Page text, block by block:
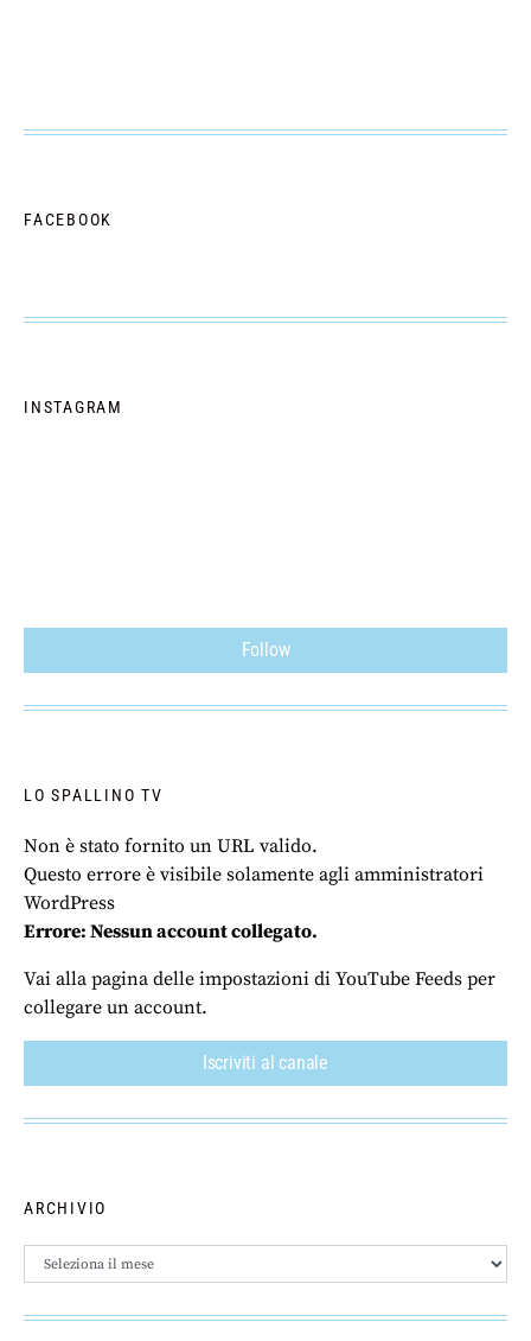
FACEBOOK
INSTAGRAM
Follow
LO SPALLINO TV
Non è stato fornito un URL valido.
Questo errore è visibile solamente agli amministratori
WordPress
Errore: Nessun account collegato.
Vai alla pagina delle impostazioni di YouTube Feeds per
collegare un account.
Iscriviti al canale
ARCHIVIO
Archivio